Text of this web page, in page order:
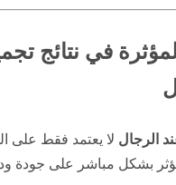
في نتائج
الرجال لا يعتمد فقط على
بشكل مباشر على جودة